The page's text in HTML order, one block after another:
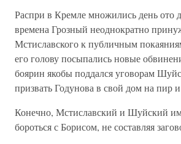
Распри в Кремле множились день ото
времена Грозный неоднократно
Мстиславского к публичным
его голову посыпались новые
боярин якобы поддался уговорам
призвать Годунова в свой дом на пир
Конечно, Мстиславский и Шуйский
бороться с Борисом, не составляя